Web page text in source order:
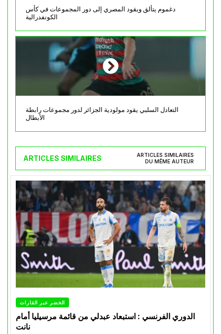
دغموم يتألق ويقود المصري إلى دور المجموعات في كأس
الكونفدرالية
التعادل السلبي يقود مولودية الجزائر لدور مجموعات رابطة
الأبطال
ARTICLES SIMILAIRES
ARTICLES SIMILAIRES
DU MÊME AUTEUR
الخضر عبر القارات
الدوري الفرنسي : استبعاد عبدلي من قائمة مرسيليا أمام
نانت